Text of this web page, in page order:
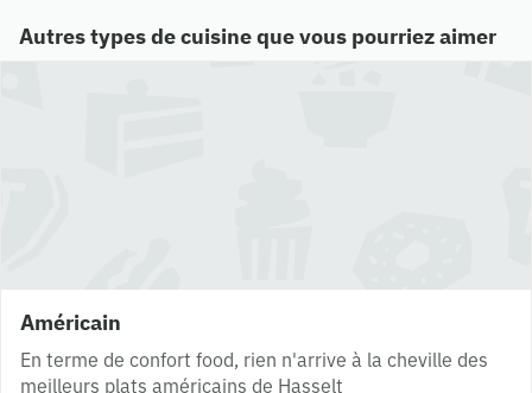
Autres types de cuisine que vous pourriez aimer
Américain
En terme de confort food, rien n'arrive à la cheville des
meilleurs plats américains de Hasselt